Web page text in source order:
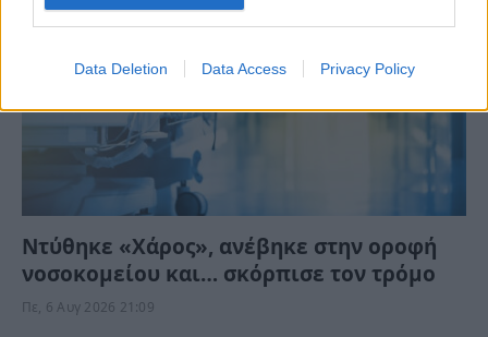
Data Deletion Data Access Privacy Policy
Ντύθηκε «Χάρος», ανέβηκε στην οροφή
νοσοκομείου και… σκόρπισε τον τρόμο
Πε, 6 Αυγ 2026 21:09